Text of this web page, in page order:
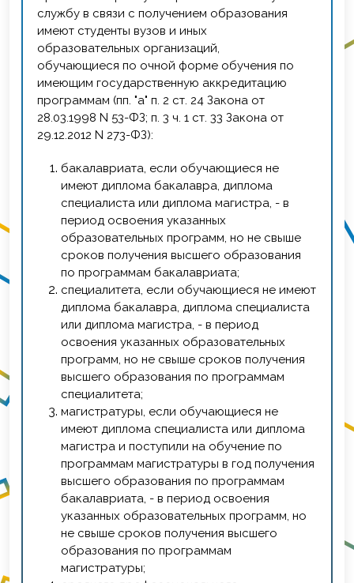
службу в связи с получением образования
имеют студенты вузов и иных
образовательных организаций,
обучающиеся по очной форме обучения по
имеющим государственную аккредитацию
программам (пп. "а" п. 2 ст. 24 Закона от
28.03.1998 N 53-ФЗ; п. 3 ч. 1 ст. 33 Закона от
29.12.2012 N 273-ФЗ):
бакалавриата, если обучающиеся не
имеют диплома бакалавра, диплома
специалиста или диплома магистра, - в
период освоения указанных
образовательных программ, но не свыше
сроков получения высшего образования
по программам бакалавриата;
специалитета, если обучающиеся не имеют
диплома бакалавра, диплома специалиста
или диплома магистра, - в период
освоения указанных образовательных
программ, но не свыше сроков получения
высшего образования по программам
специалитета;
магистратуры, если обучающиеся не
имеют диплома специалиста или диплома
магистра и поступили на обучение по
программам магистратуры в год получения
высшего образования по программам
бакалавриата, - в период освоения
указанных образовательных программ, но
не свыше сроков получения высшего
образования по программам
магистратуры;